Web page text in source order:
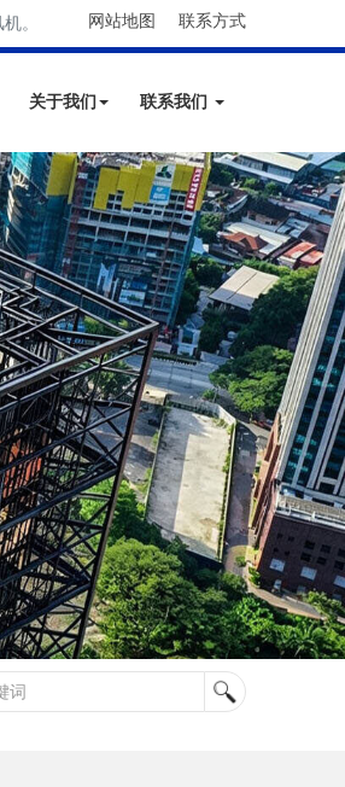
。 网站地图 联系方式
关于我们 联系我们